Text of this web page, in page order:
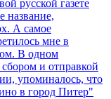
русской газете
название,
А самое
мне в
В одном
и отправкой
упоминалось, что
в город Питер"